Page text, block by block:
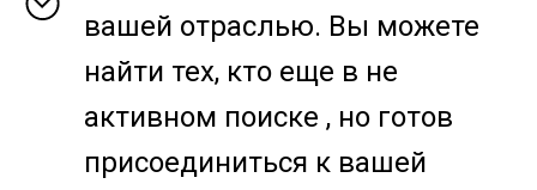
вашей отраслью. Вы можете
найти тех, кто еще в не
активном поиске , но готов
присоединиться к вашей